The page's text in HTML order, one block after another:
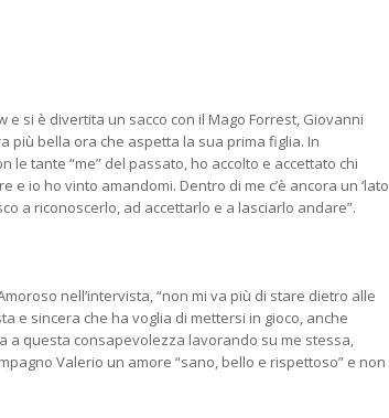
si è divertita un sacco con il Mago Forrest, Giovanni
più bella ora che aspetta la sua prima figlia. In
le tante “me” del passato, ho accolto e accettato chi
io ho vinto amandomi. Dentro di me c’è ancora un ‘lato
a riconoscerlo, ad accettarlo e a lasciarlo andare”.
nell’intervista, “non mi va più di stare dietro alle
e sincera che ha voglia di mettersi in gioco, anche
a questa consapevolezza lavorando su me stessa,
Valerio un amore “sano, bello e rispettoso” e non